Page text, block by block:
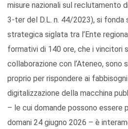
misure nazionali sul reclutamento
3-ter del D.L. n. 44/2023), si fonda
strategica siglata tra l’Ente
formativi di 140 ore, che i vincitori
collaborazione con l’Ateneo,
proprio per rispondere ai
digitalizzazione della macchina
– le cui domande possono essere
domani 24 giugno 2026 – è